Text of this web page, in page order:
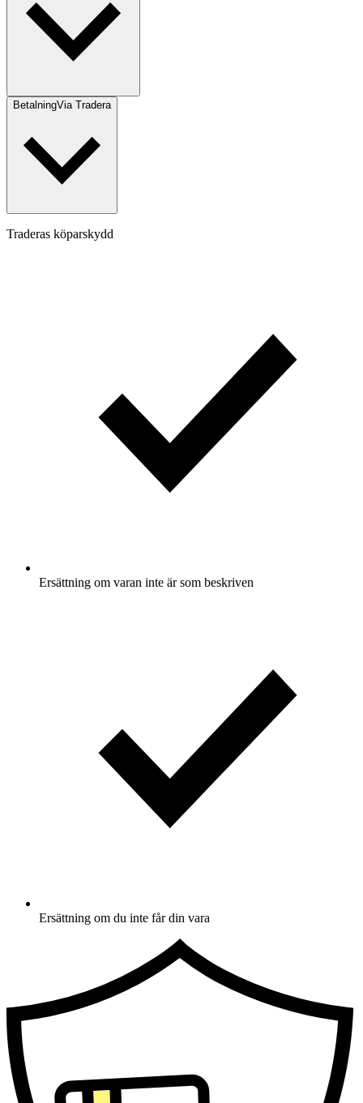
BetalningVia Tradera
Traderas köparskydd
Ersättning om varan inte är som beskriven
Ersättning om du inte får din vara